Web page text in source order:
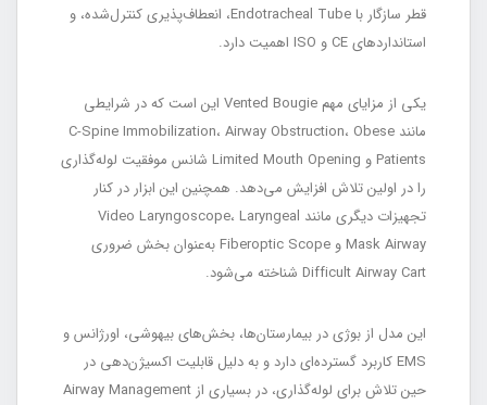
قطر سازگار با Endotracheal Tube، انعطاف‌پذیری کنترل‌شده، و
استانداردهای CE و ISO اهمیت دارد.
یکی از مزایای مهم Vented Bougie این است که در شرایطی
مانند C-Spine Immobilization، Airway Obstruction، Obese
Patients و Limited Mouth Opening شانس موفقیت لوله‌گذاری
را در اولین تلاش افزایش می‌دهد. همچنین این ابزار در کنار
تجهیزات دیگری مانند Video Laryngoscope، Laryngeal
Mask Airway و Fiberoptic Scope به‌عنوان بخش ضروری
Difficult Airway Cart شناخته می‌شود.
این مدل از بوژی در بیمارستان‌ها، بخش‌های بیهوشی، اورژانس و
EMS کاربرد گسترده‌ای دارد و به دلیل قابلیت اکسیژن‌دهی در
حین تلاش برای لوله‌گذاری، در بسیاری از Airway Management